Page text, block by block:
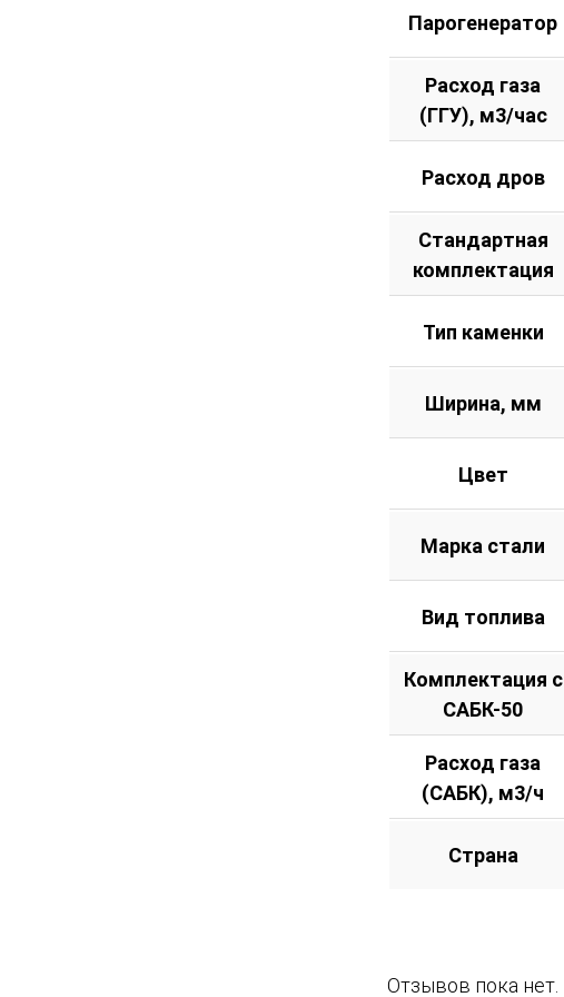
Парогенератор
Расход газа
(ГГУ), м3/час
Расход дров
Стандартная
комплектация
Тип каменки
Ширина, мм
Цвет
Марка стали
Вид топлива
Комплектация с
САБК-50
Расход газа
(САБК), м3/ч
Страна
Отзывов пока нет.